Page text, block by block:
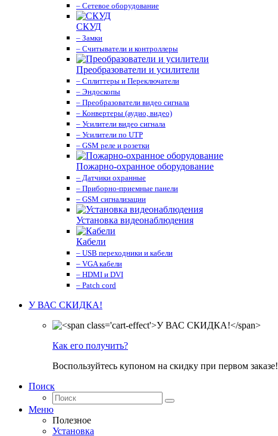
– Сетевое оборудование
СКУД
– Замки
– Считыватели и контроллеры
Преобразователи и усилители
– Сплиттеры и Переключатели
– Эндоскопы
– Преобразователи видео сигнала
– Конвертеры (аудио, видео)
– Усилители видео сигнала
– Усилители по UTP
– GSM реле и розетки
Пожарно-охранное оборудование
– Датчики охранные
– Приборно-приемные панели
– GSM сигнализации
Установка видеонаблюдения
Кабели
– USB переходники и кабели
– VGA кабели
– HDMI и DVI
– Patch cord
У ВАС СКИДКА!
Как его получить?
Воспользуйтесь купоном на скидку при первом заказе!
Поиск
Меню
Полезное
Установка